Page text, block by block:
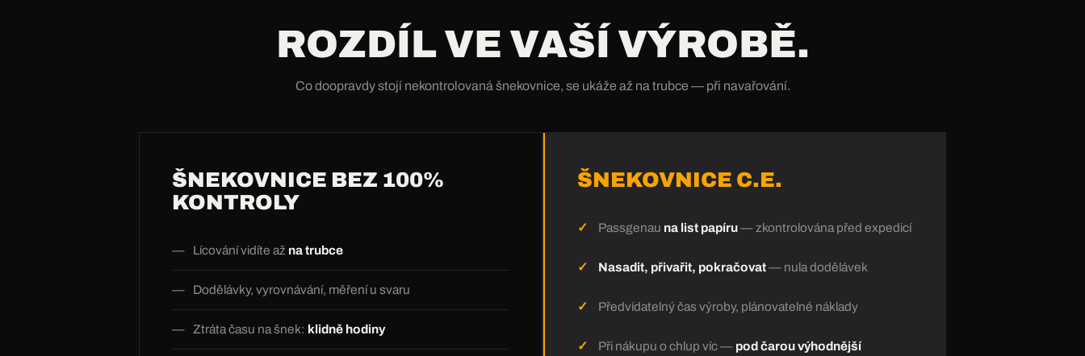
ROZDÍL VE VAŠÍ VÝROBĚ.
Co doopravdy stojí nekontrolovaná šnekovnice, se ukáže až na trubce — při navařování.
ŠNEKOVNICE BEZ 100%
KONTROLY
Lícování vidíte až na trubce
Dodělávky, vyrovnávání, měření u svaru
Ztráta času na šnek: klidně hodiny
ŠNEKOVNICE C.E.
Passgenau na list papíru— zkontrolována před expedicí
Nasadit, přivařit, pokračovat— nula dodělávek
Předvídatelný čas výroby, plánovatelné náklady
Při nákupu o chlup víc — pod čarou výhodnější